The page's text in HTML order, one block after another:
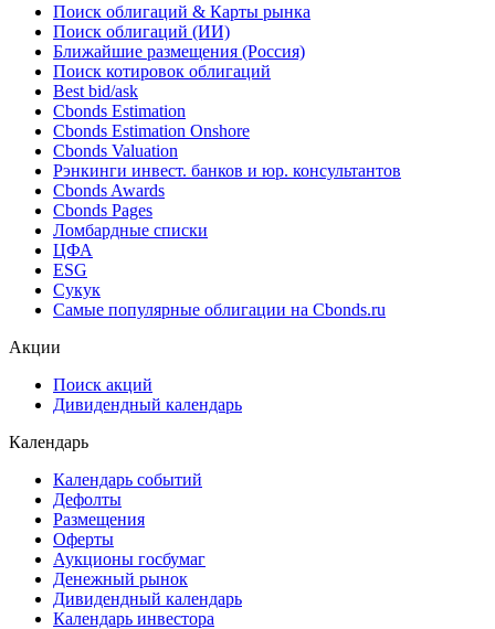
Поиск облигаций & Карты рынка
Поиск облигаций (ИИ)
Ближайшие размещения (Россия)
Поиск котировок облигаций
Best bid/ask
Cbonds Estimation
Cbonds Estimation Onshore
Cbonds Valuation
Рэнкинги инвест. банков и юр. консультантов
Cbonds Awards
Cbonds Pages
Ломбардные списки
ЦФА
ESG
Сукук
Самые популярные облигации на Cbonds.ru
Акции
Поиск акций
Дивидендный календарь
Календарь
Календарь событий
Дефолты
Размещения
Оферты
Аукционы госбумаг
Денежный рынок
Дивидендный календарь
Календарь инвестора